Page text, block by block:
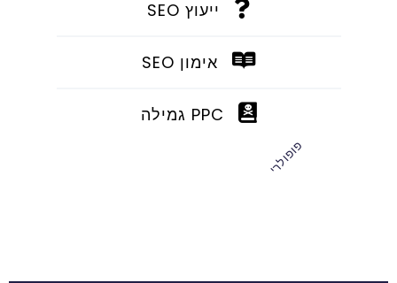
ייעוץ SEO
אימון SEO
PPC גמילה
פופולרי